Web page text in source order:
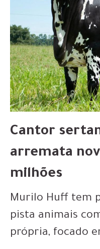
Cantor
arremata
milhões
Murilo Huff tem
pista animais
própria, focado